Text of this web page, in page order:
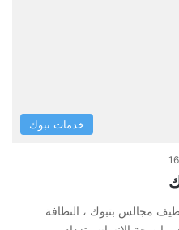
خدمات تبوك
مجالس بتبوك ، النظافة